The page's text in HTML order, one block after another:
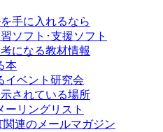
手に入れるなら
ソフト･支援ソフト
になる教材情報
本
イベント研究会
されている場所
ーリングリスト
連のメールマガジン